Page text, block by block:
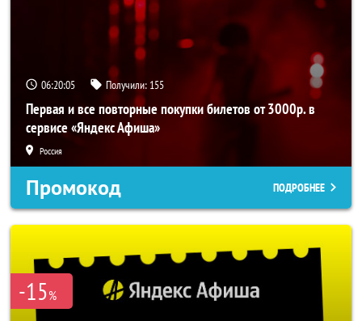
06:20:05 Получили: 155
Первая и все повторные покупки билетов от 3000р. в
сервисе «Яндекс Афиша»
Россия
Промокод ПОДРОБНЕЕ
-15%